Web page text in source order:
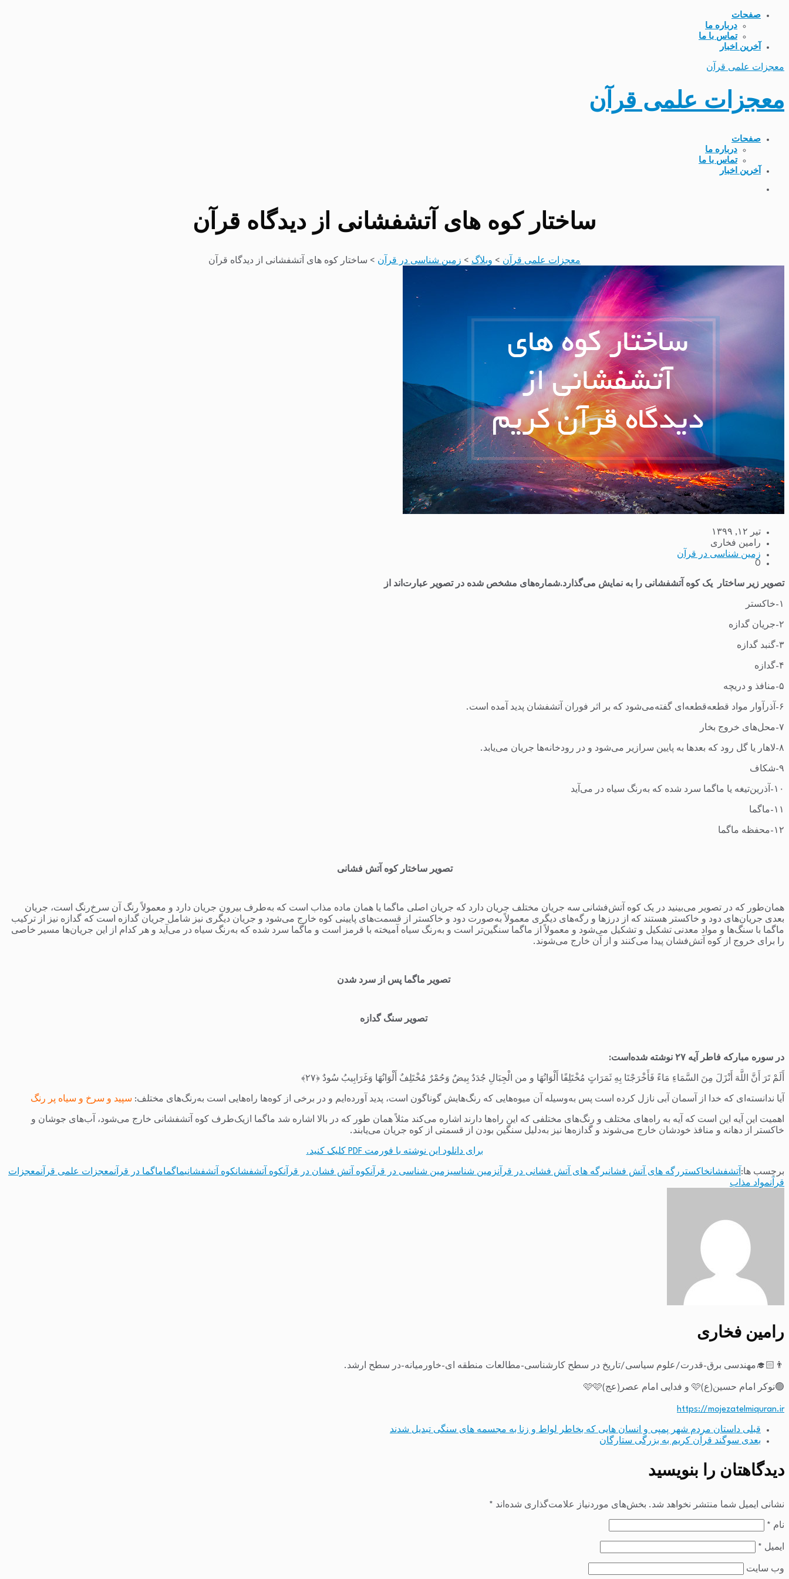
صفحات
درباره ما
تماس با ما
آخرین اخبار
معجزات علمی قرآن
معجزات علمی قرآن
صفحات
درباره ما
تماس با ما
آخرین اخبار
ساختار کوه های آتشفشانی از دیدگاه قرآن
معجزات علمی قرآن > وبلاگ > زمین شناسی در قرآن > ساختار کوه های آتشفشانی از دیدگاه قرآن
تیر ۱۲, ۱۳۹۹
رامین فخاری
زمین شناسی در قرآن
0
تصویر زیر ساختار یک کوه آتشفشانی را به نمایش می‌گذارد.شماره‌های مشخص شده در تصویر عبارت‌اند از
۱-خاکستر
۲-جریان گدازه
۳-گنبد گدازه
۴-گدازه
۵-منافذ و دریچه
۶-آذرآوار مواد قطعه‌قطعه‌ای گفته‌می‌شود که بر اثر فوران آتشفشان پدید آمده است.
۷-محل‌های خروج بخار
۸-لاهار یا گل رود که بعدها به پایین سرازیر می‌شود و در رودخانه‌ها جریان می‌یابد.
۹-شکاف
۱۰-آذرین‌تیغه یا ماگما سرد شده که به‌رنگ سیاه در می‌آید
۱۱-ماگما
۱۲-محفظه ماگما
تصویر ساختار کوه آتش فشانی
همان‌طور که در تصویر می‌بینید در یک کوه آتش‌فشانی سه جریان مختلف جریان دارد که جریان اصلی ماگما یا همان ماده مذاب است که به‌طرف بیرون جریان دارد و معمولاً رنگ آن سرخ‌رنگ است، جریان
بعدی جریان‌های دود و خاکستر هستند که از درزها و رگه‌های دیگری معمولاً به‌صورت دود و خاکستر از قسمت‌های پایینی کوه خارج می‌شود و جریان دیگری نیز شامل جریان گدازه است که گدازه نیز از ترکیب
ماگما با سنگ‌ها و مواد معدنی تشکیل و تشکیل می‌شود و معمولاً از ماگما سنگین‌تر است و به‌رنگ سیاه آمیخته با قرمز است و ماگما سرد شده که به‌رنگ سیاه در می‌آید و هر کدام از این جریان‌ها مسیر خاصی
را برای خروج از کوه آتش‌فشان پیدا می‌کنند و از آن خارج می‌شوند.
تصویر ماگما پس از سرد شدن
تصویر سنگ گدازه
در سوره مبارکه فاطر آیه ۲۷ نوشته شده است:
أَلَمْ تَرَ أَنَّ اللَّهَ أَنْزَلَ مِنَ السَّمَاءِ مَاءً فَأَخْرَجْنَا بِهِ ثَمَرَاتٍ مُخْتَلِفًا أَلْوَانُهَا و من الْجِبَالِ جُدَدٌ بِیضٌ وَحُمْرٌ مُخْتَلِفٌ أَلْوَانُهَا وَغَرَابِیبُ سُودٌ ﴿۲۷﴾
آیا ندانسته‌ای که خدا از آسمان آبی نازل کرده است پس به‌وسیله آن میوه‌هایی که رنگ‌هایش گوناگون است، پدید آورده‌ایم و در برخی از کوه‌ها راه‌هایی است به‌رنگ‌های مختلف: سپید و سرخ و سیاه پر رنگ
اهمیت این آیه این است که آیه به راه‌های مختلف و رنگ‌های مختلفی که این راه‌ها دارند اشاره می‌کند مثلاً همان طور که در بالا اشاره شد ماگما ازیک‌طرف کوه آتشفشانی خارج می‌شود، آب‌های جوشان و
خاکستر از دهانه و منافذ خودشان خارج می‌شوند و گدازه‌ها نیز به‌دلیل سنگین بودن از قسمتی از کوه جریان می‌یابند.
برای دانلود این نوشته با فورمت PDF کلیک کنید.
برچسب ها:آتشفشانخاکستر رگه های آتش فشانیرگه های آتش فشانی در قرآنزمین شناسیزمین شناسی در قرآنکوه آتش فشان در قرآنکوه آتشفشانکوه آتشفشانیماگماماگما در قرآنمعجزات علمی قرآنمعجزات
قرآنمواد مذاب
رامین فخاری
👨🏻‍🎓مهندسی برق-قدرت/علوم سیاسی/تاریخ در سطح کارشناسی-مطالعات منطقه ای-خاورمیانه-در سطح ارشد.
🟢نوکر امام حسین(ع)🩷 و فدایی امام عصر(عج)🩷🩷
https://mojezatelmiquran.ir
قبلی داستان مردم شهر پمپی و انسان هایی که بخاطر لواط و زنا به مجسمه های سنگی تبدیل شدند
بعدی سوگند قرآن کریم به بزرگی ستارگان
دیدگاهتان را بنویسید
نشانی ایمیل شما منتشر نخواهد شد. بخش‌های موردنیاز علامت‌گذاری شده‌اند *
نام *
ایمیل *
وب‌ سایت